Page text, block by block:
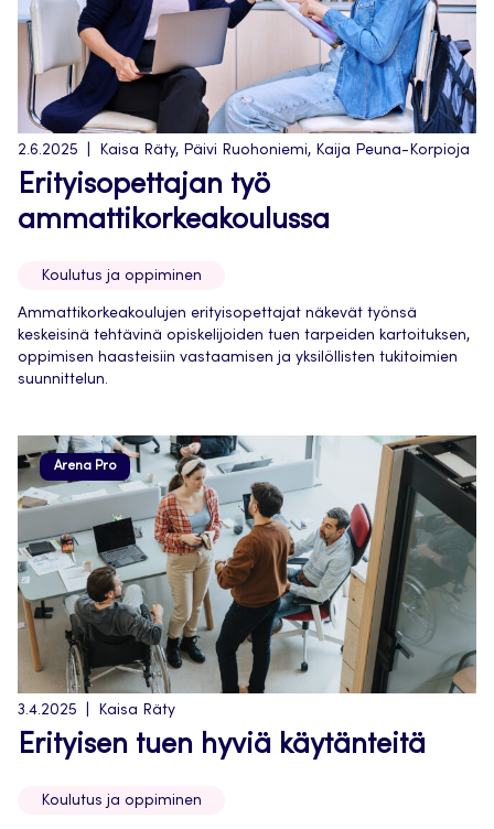
2.6.2025 Kaisa Räty, Päivi Ruohoniemi, Kaija Peuna-Korpioja
Erityisopettajan työ
ammattikorkeakoulussa
Koulutus ja oppiminen
Ammattikorkeakoulujen erityisopettajat näkevät työnsä
keskeisinä tehtävinä opiskelijoiden tuen tarpeiden kartoituksen,
oppimisen haasteisiin vastaamisen ja yksilöllisten tukitoimien
suunnittelun.
Arena Pro
3.4.2025 Kaisa Räty
Erityisen tuen hyviä käytänteitä
Koulutus ja oppiminen